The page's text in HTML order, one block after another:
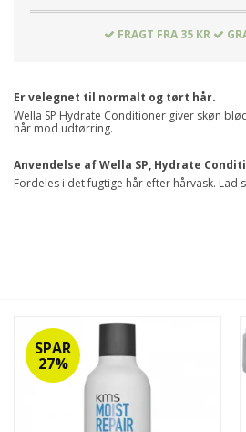
FRAGT FRA 35 KR
Er velegnet til normalt og tørt hår.
Wella SP Hydrate Conditioner giver skøn
hår mod udtørring.
Anvendelse af Wella SP, Hydrate
Fordeles i det fugtige hår efter hårvask. Lad
SPAR
27%